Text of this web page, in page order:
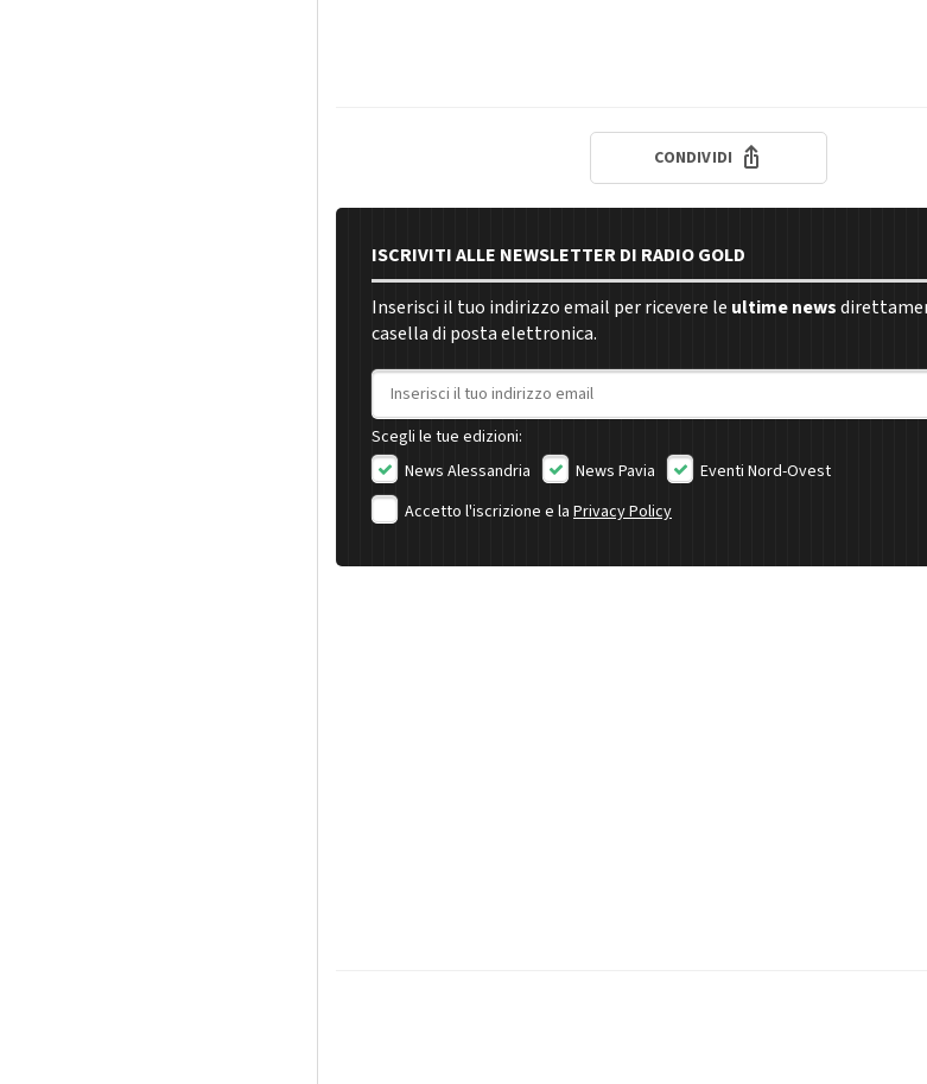
CONDIVIDI
ISCRIVITI ALLE NEWSLETTER DI RADIO GOLD
Inserisci il tuo indirizzo email per ricevere le ultime news
casella di posta elettronica.
Indirizzo email
Scegli le tue edizioni:
News Alessandria
News Pavia
Eventi Nord-Ovest
Accetto l'iscrizione e la Privacy Policy